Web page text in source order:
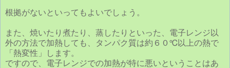
根拠がないといってもよいでしょう。
また、焼いたり煮たり、蒸したりといった、電子レンジ以
外の方法で加熱しても、タンパク質は約６０℃以上の熱で
「熱変性」します。
ですので、電子レンジでの加熱が特に悪いということはあ